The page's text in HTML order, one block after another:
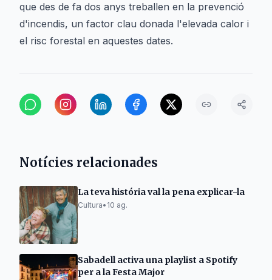
que des de fa dos anys treballen en la prevenció
d'incendis, un factor clau donada l'elevada calor i
el risc forestal en aquestes dates.
Notícies relacionades
La teva história val la pena explicar-la
Cultura• 10 ag.
Sabadell activa una playlist a Spotify
per a la Festa Major